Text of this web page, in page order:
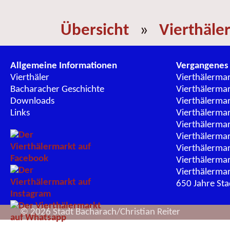
Übersicht »
Allgemeine Informationen
Vierthäler
Bacharacher Geschichte
Downloads
Links
Vergangenes
650 Jahre
© 2026 Stadt Bacharach/Christian Reiter